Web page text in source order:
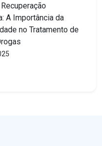
A Importância da
no Tratamento de